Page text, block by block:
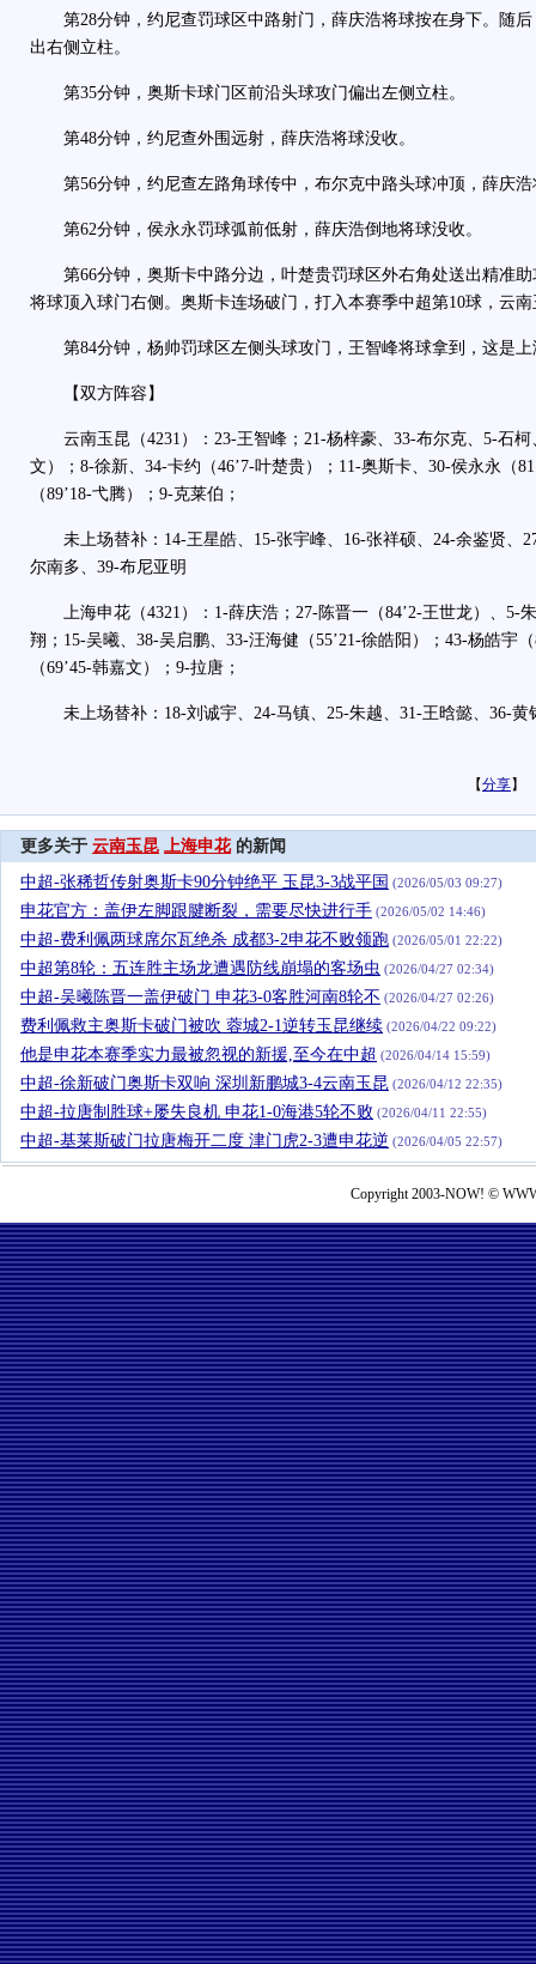
第28分钟，约尼查罚球区中路射门，薛庆浩将球按在身下。随后
出右侧立柱。
第35分钟，奥斯卡球门区前沿头球攻门偏出左侧立柱。
第48分钟，约尼查外围远射，薛庆浩将球没收。
第56分钟，约尼查左路角球传中，布尔克中路头球冲顶，薛庆浩
第62分钟，侯永永罚球弧前低射，薛庆浩倒地将球没收。
第66分钟，奥斯卡中路分边，叶楚贵罚球区外右角处送出精准助
将球顶入球门右侧。奥斯卡连场破门，打入本赛季中超第10球，云
第84分钟，杨帅罚球区左侧头球攻门，王智峰将球拿到，这是上
【双方阵容】
云南玉昆（4231）：23-王智峰；21-杨梓豪、33-布尔克、5-石柯
文）；8-徐新、34-卡约（46’7-叶楚贵）；11-奥斯卡、30-侯永永（
（89’18-弋腾）；9-克莱伯；
未上场替补：14-王星皓、15-张宇峰、16-张祥硕、24-余鉴贤、
尔南多、39-布尼亚明
上海申花（4321）：1-薛庆浩；27-陈晋一（84’2-王世龙）、5-
翔；15-吴曦、38-吴启鹏、33-汪海健（55’21-徐皓阳）；43-杨皓宇
（69’45-韩嘉文）；9-拉唐；
未上场替补：18-刘诚宇、24-马镇、25-朱越、31-王晗懿、36-黄
【分享】
更多关于 云南玉昆 上海申花的新闻
中超-张稀哲传射奥斯卡90分钟绝平 玉昆3-3战平国 (2026/05/03 09:27)
申花官方：盖伊左脚跟腱断裂，需要尽快进行手 (2026/05/02 14:46)
中超-费利佩两球席尔瓦绝杀 成都3-2申花不败领跑 (2026/05/01 22:22)
中超第8轮：五连胜主场龙遭遇防线崩塌的客场虫 (2026/04/27 02:34)
中超-吴曦陈晋一盖伊破门 申花3-0客胜河南8轮不 (2026/04/27 02:26)
费利佩救主奥斯卡破门被吹 蓉城2-1逆转玉昆继续 (2026/04/22 09:22)
他是申花本赛季实力最被忽视的新援,至今在中超 (2026/04/14 15:59)
中超-徐新破门奥斯卡双响 深圳新鹏城3-4云南玉昆 (2026/04/12 22:35)
中超-拉唐制胜球+屡失良机 申花1-0海港5轮不败 (2026/04/11 22:55)
中超-基莱斯破门拉唐梅开二度 津门虎2-3遭申花逆 (2026/04/05 22:57)
Copyright 2003-NOW! ©